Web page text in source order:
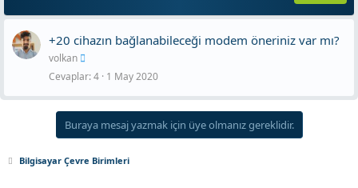
+20 cihazın bağlanabileceği modem öneriniz var mı?
volkan
Cevaplar 4 1 May 2020
Buraya mesaj yazmak için üye olmanız gereklidir.
Bilgisayar Çevre Birimleri